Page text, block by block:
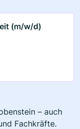
(m/w/d)
– auch
Fachkräfte.